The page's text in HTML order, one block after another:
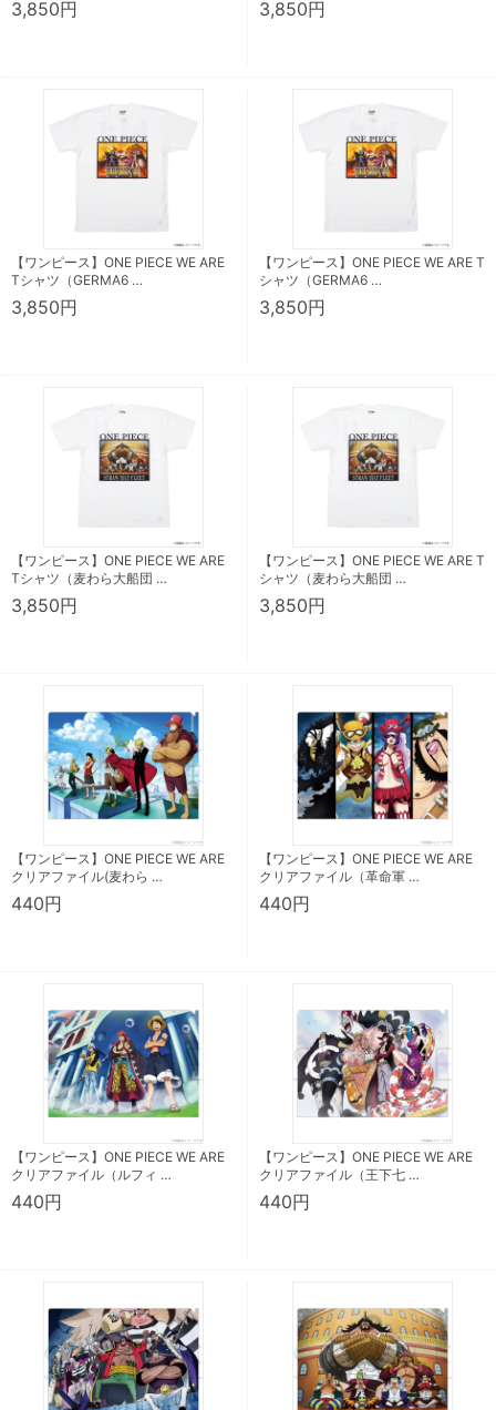
3,850円 3,850円
【ワンピース】ONE PIECE WE ARE
Tシャツ（GERMA6 …
3,850円
【ワンピース】ONE PIECE WE ARE T
シャツ（GERMA6 …
3,850円
【ワンピース】ONE PIECE WE ARE
Tシャツ（麦わら大船団 …
3,850円
【ワンピース】ONE PIECE WE ARE T
シャツ（麦わら大船団 …
3,850円
【ワンピース】ONE PIECE WE ARE
クリアファイル(麦わら …
440円
【ワンピース】ONE PIECE WE ARE
クリアファイル（革命軍 …
440円
【ワンピース】ONE PIECE WE ARE
クリアファイル（ルフィ …
440円
【ワンピース】ONE PIECE WE ARE
クリアファイル（王下七 …
440円